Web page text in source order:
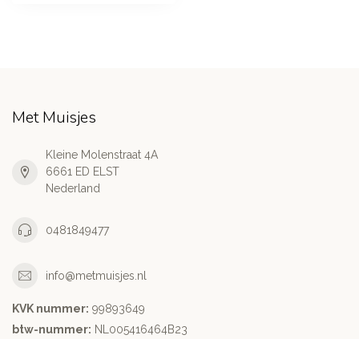
Met Muisjes
Kleine Molenstraat 4A
6661 ED ELST
Nederland
0481849477
info@metmuisjes.nl
KVK nummer: 99893649
btw-nummer: NL005416464B23